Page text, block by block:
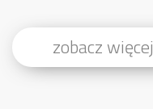
zobacz więcej